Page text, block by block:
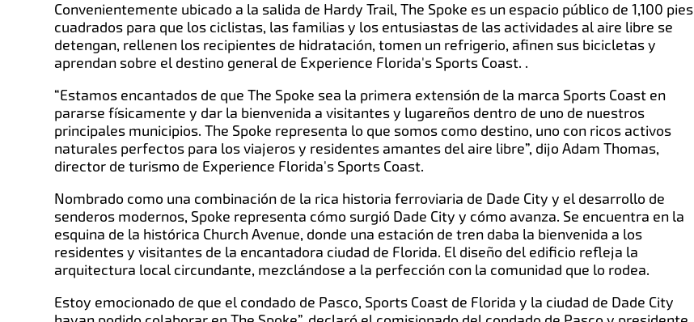
Convenientemente ubicado a la salida de Hardy Trail, The Spoke es un espacio público de 1,100 pies
cuadrados para que los ciclistas, las familias y los entusiastas de las actividades al aire libre se
detengan, rellenen los recipientes de hidratación, tomen un refrigerio, afinen sus bicicletas y
aprendan sobre el destino general de Experience Florida's Sports Coast. .
“Estamos encantados de que The Spoke sea la primera extensión de la marca Sports Coast en
pararse físicamente y dar la bienvenida a visitantes y lugareños dentro de uno de nuestros
principales municipios. The Spoke representa lo que somos como destino, uno con ricos activos
naturales perfectos para los viajeros y residentes amantes del aire libre”, dijo Adam Thomas,
director de turismo de Experience Florida's Sports Coast.
Nombrado como una combinación de la rica historia ferroviaria de Dade City y el desarrollo de
senderos modernos, Spoke representa cómo surgió Dade City y cómo avanza. Se encuentra en la
esquina de la histórica Church Avenue, donde una estación de tren daba la bienvenida a los
residentes y visitantes de la encantadora ciudad de Florida. El diseño del edificio refleja la
arquitectura local circundante, mezclándose a la perfección con la comunidad que lo rodea.
Estoy emocionado de que el condado de Pasco, Sports Coast de Florida y la ciudad de Dade City